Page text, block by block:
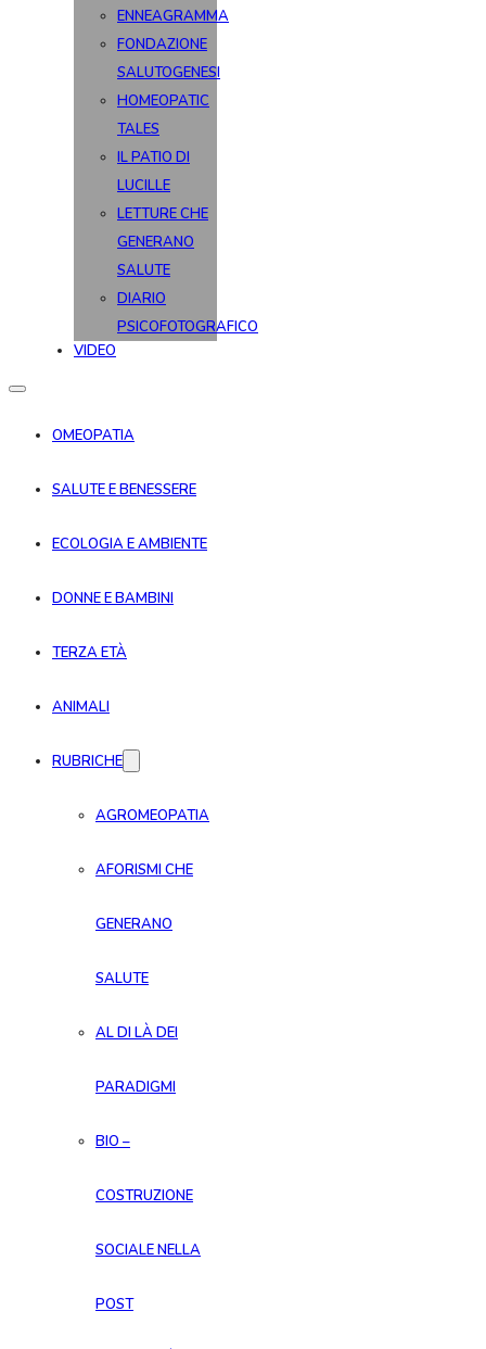
ENNEAGRAMMA
FONDAZIONE
SALUTOGENESI
HOMEOPATIC
TALES
IL PATIO DI
LUCILLE
LETTURE CHE
GENERANO
SALUTE
DIARIO
PSICOFOTOGRAFICO
VIDEO
OMEOPATIA
SALUTE E BENESSERE
ECOLOGIA E AMBIENTE
DONNE E BAMBINI
TERZA ETÀ
ANIMALI
RUBRICHE
AGROMEOPATIA
AFORISMI CHE
GENERANO
SALUTE
AL DI LÀ DEI
PARADIGMI
BIO –
COSTRUZIONE
SOCIALE NELLA
POST